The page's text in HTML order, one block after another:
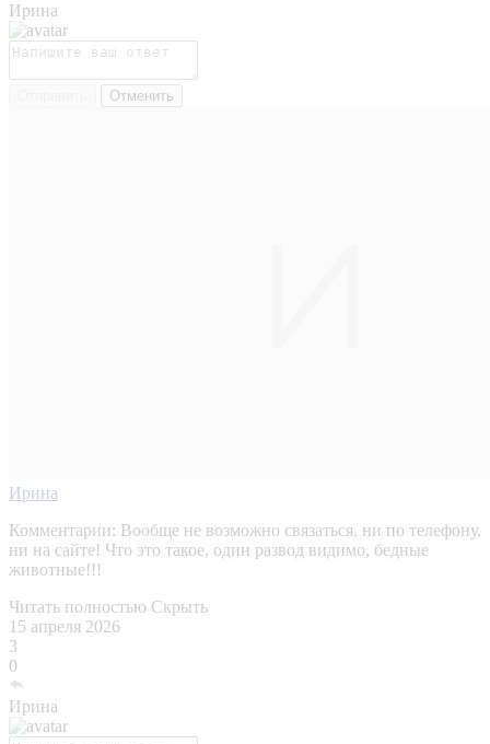
Ирина
Отменить
Ирина
Комментарии: Вообще не возможно связаться, ни по телефону,
ни на сайте! Что это такое, один развод видимо, бедные
животные!!!
Читать полностью Скрыть
15 апреля 2026
3
0
Ирина